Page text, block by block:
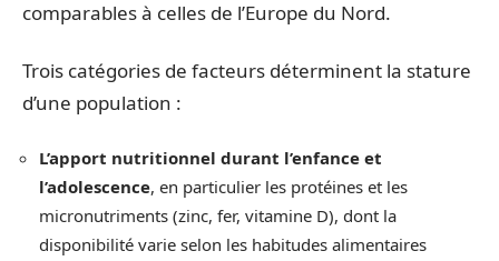
comparables à celles de l’Europe du Nord.
Trois catégories de facteurs déterminent la stature
d’une population :
L’apport nutritionnel durant l’enfance et
l’adolescence, en particulier les protéines et les
micronutriments (zinc, fer, vitamine D), dont la
disponibilité varie selon les habitudes alimentaires